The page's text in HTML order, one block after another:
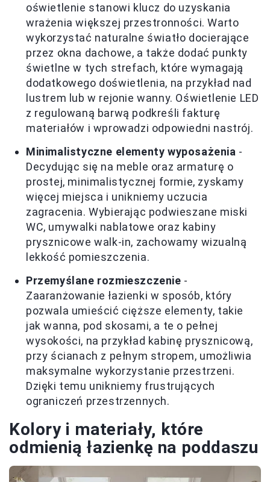
oświetlenie stanowi klucz do uzyskania
wrażenia większej przestronności. Warto
wykorzystać naturalne światło docierające
przez okna dachowe, a także dodać punkty
świetlne w tych strefach, które wymagają
dodatkowego doświetlenia, na przykład nad
lustrem lub w rejonie wanny. Oświetlenie LED
z regulowaną barwą podkreśli fakturę
materiałów i wprowadzi odpowiedni nastrój.
Minimalistyczne elementy wyposażenia -
Decydując się na meble oraz armaturę o
prostej, minimalistycznej formie, zyskamy
więcej miejsca i unikniemy uczucia
zagracenia. Wybierając podwieszane miski
WC, umywalki nablatowe oraz kabiny
prysznicowe walk-in, zachowamy wizualną
lekkość pomieszczenia.
Przemyślane rozmieszczenie -
Zaaranżowanie łazienki w sposób, który
pozwala umieścić cięższe elementy, takie
jak wanna, pod skosami, a te o pełnej
wysokości, na przykład kabinę prysznicową,
przy ścianach z pełnym stropem, umożliwia
maksymalne wykorzystanie przestrzeni.
Dzięki temu unikniemy frustrujących
ograniczeń przestrzennych.
Kolory i materiały, które
odmienią łazienkę na poddaszu